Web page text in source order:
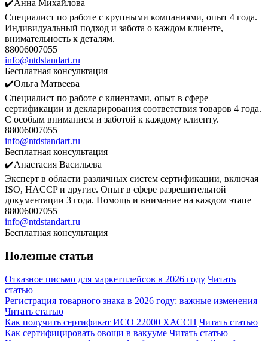
✔️Анна Михайлова
Специалист по работе с крупными компаниями, опыт 4 года.
Индивидуальный подход и забота о каждом клиенте,
внимательность к деталям.
88006007055
info@ntdstandart.ru
Бесплатная консультация
✔️Ольга Матвеева
Специалист по работе с клиентами, опыт в сфере
сертификации и декларирования соответствия товаров 4 года.
С особым вниманием и заботой к каждому клиенту.
88006007055
info@ntdstandart.ru
Бесплатная консультация
✔️Анастасия Васильева
Эксперт в области различных систем сертификации, включая
ISO, HACCP и другие. Опыт в сфере разрешительной
документации 3 года. Помощь и внимание на каждом этапе
88006007055
info@ntdstandart.ru
Бесплатная консультация
Полезные статьи
Отказное письмо для маркетплейсов в 2026 году Читать
статью
Регистрация товарного знака в 2026 году: важные изменения
Читать статью
Как получить сертификат ИСО 22000 ХАССП Читать статью
Как сертифицировать овощи в вакууме Читать статью